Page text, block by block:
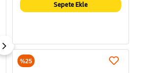
Silter | Ty 6000 C |
Sepete Ekle
%25